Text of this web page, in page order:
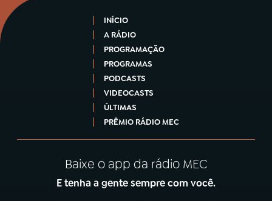
INÍCIO
A RÁDIO
PROGRAMAÇÃO
PROGRAMAS
PODCASTS
VIDEOCASTS
ÚLTIMAS
PRÊMIO RÁDIO MEC
Baixe o app da rádio MEC
E tenha a gente sempre com você.